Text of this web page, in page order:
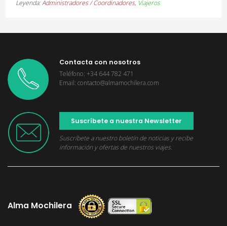
Leyenda:Administradores / Coordinadores, Viajeros
Contacta con nosotros
Teléfono: +34 644 782 471
Email: contacto@almamochilera.com
Suscríbete a nuestra Newsletter
Suscríbete a nuestro boletín de noticias y recibe
información y ofertas de nuestros viajes.
Alma Mochilera